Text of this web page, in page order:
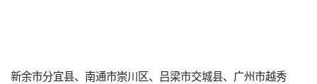
新余市分宜县、南通市崇川区、吕梁市交城县、广州市越秀